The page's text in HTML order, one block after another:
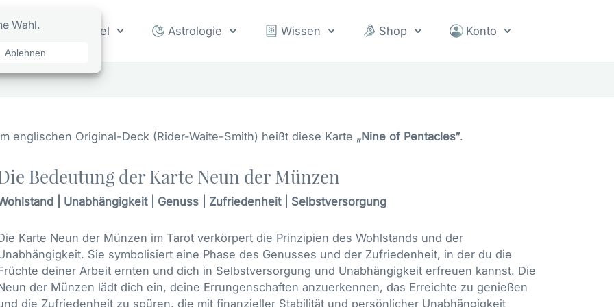
Orakel Astrologie Wissen Shop Konto
englischen Original-Deck (Rider-Waite-Smith) heißt diese Karte „Nine of Pentacles“.
Bedeutung der Karte Neun der Münzen
| Unabhängigkeit | Genuss | Zufriedenheit | Selbstversorgung
Karte Neun der Münzen im Tarot verkörpert die Prinzipien des Wohlstands und der
Sie symbolisiert eine Phase des Genusses und der Zufriedenheit, in der du die
deiner Arbeit ernten und dich in Selbstversorgung und Unabhängigkeit erfreuen kannst. Die
der Münzen lädt dich ein, deine Errungenschaften anzuerkennen, das Erreichte zu genießen
die Zufriedenheit zu spüren, die mit finanzieller Stabilität und persönlicher Unabhängigkeit